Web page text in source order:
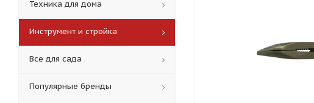
Техника для дома
Инструмент и стройка
Все для сада
Популярные бренды